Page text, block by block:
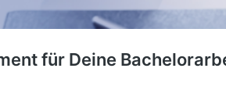
für Deine